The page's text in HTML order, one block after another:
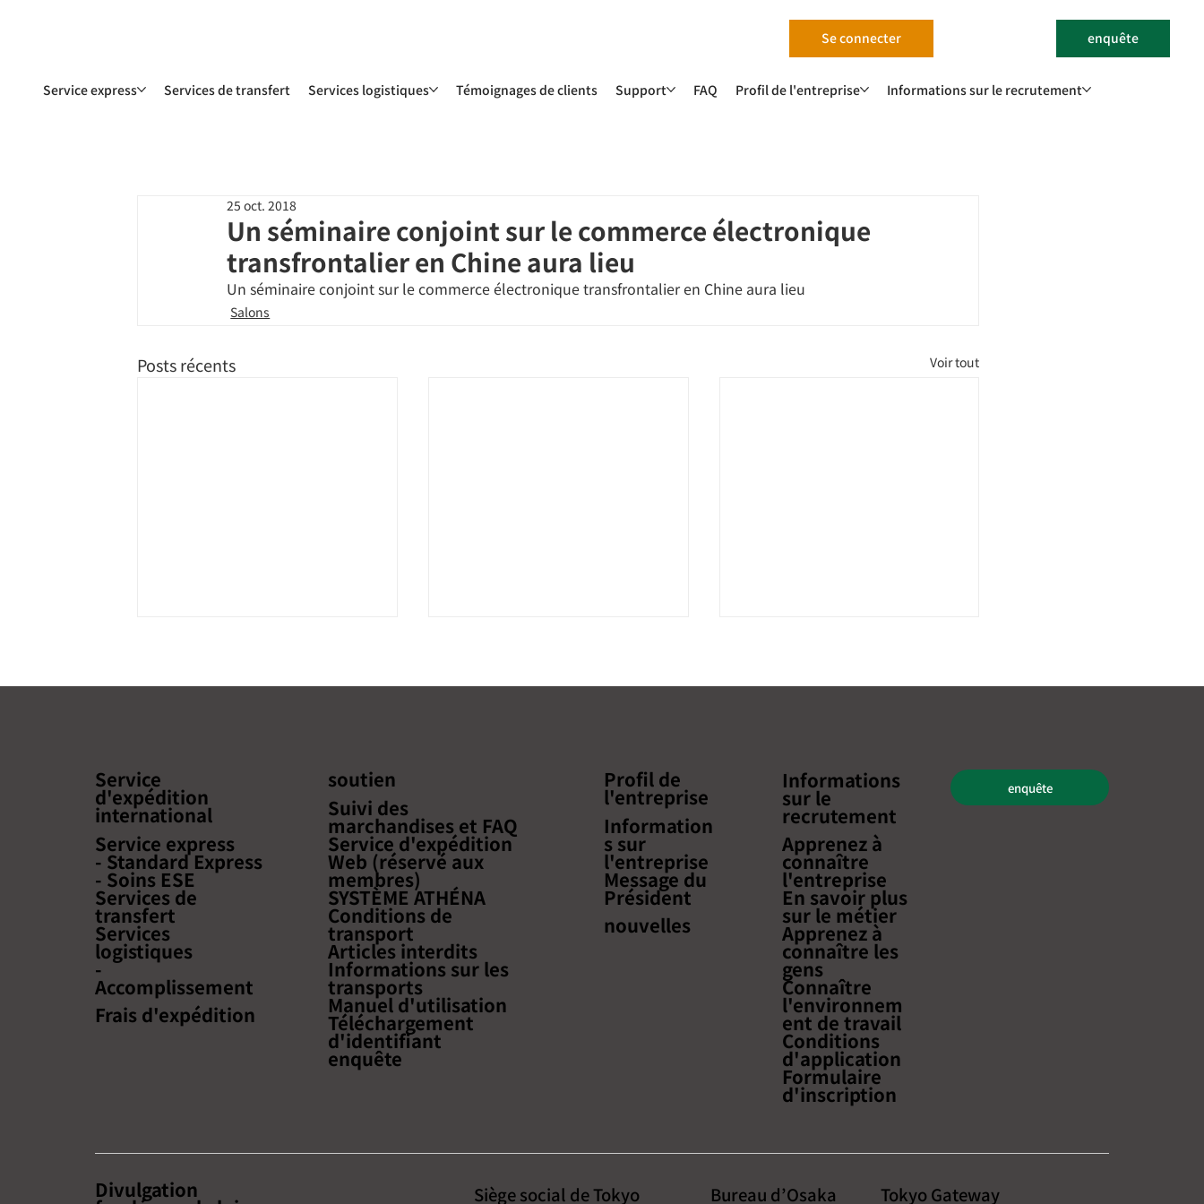
Se connecter enquête
Service express Services de transfert Services logistiques Témoignages de clients Support FAQ Profil de l'entreprise Informations sur le recrutement
Un séminaire conjoint sur le commerce électronique
transfrontalier en Chine aura lieu
25 oct. 2018
Un séminaire conjoint sur le commerce électronique transfrontalier en Chine aura lieu
Salons
Posts récents Voir tout
Un séminaire sur le
commerce électronique
transfrontalier à Taiwan
aura lieu
【本セミナーは終了しまし
た】【無料ウェビナー開催の
お知らせ】~越境ECの最新ト
レンドと成功事例を学ぶチャ
ンス！~
[Ce séminaire est terminé]
« Maîtriser le e-commerce
transfrontalier ! Tout sur
les ventes efficaces, la
logistique optimale et les
retours sécurisés »
Service
d'expédition
international
Service express
- Standard Express
- Soins ESE
Services de
transfert
Services
logistiques
-
Accomplissement
Frais d'expédition
soutien
Suivi des
marchandises et FAQ
Service d'expédition
Web (réservé aux
membres)
SYSTÈME ATHÉNA
Conditions de
transport
Articles interdits
Informations sur les
transports
Manuel d'utilisation
Téléchargement
d'identifiant
enquête
Profil de
l'entreprise
Information
s sur
l'entreprise
Message du
Président
nouvelles
Informations
sur le
recrutement
Apprenez à
connaître
l'entreprise
En savoir plus
sur le métier
Apprenez à
connaître les
gens
Connaître
l'environnem
ent de travail
Conditions
d'application
Formulaire
d'inscription
enquête
Siège social de Tokyo Bureau d’Osaka Tokyo Gateway
Divulgation